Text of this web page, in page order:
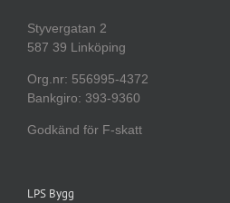
Styvergatan 2
587 39 Linköping
Org.nr: 556995-4372
Bankgiro: 393-9360
Godkänd för F-skatt
LPS Bygg